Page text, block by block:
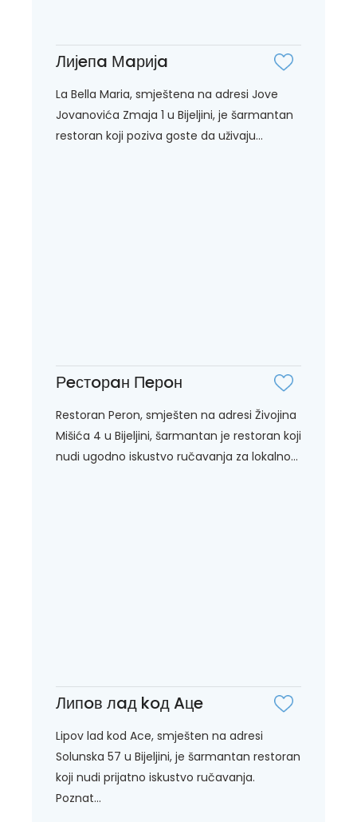
Лијeпa Мaријa
La Bella Maria, smještena na adresi Jove
Jovanovića Zmaja 1 u Bijeljini, je šarmantan
restoran koji poziva goste da uživaju...
Рeстoрaн Пeрoн
Restoran Peron, smješten na adresi Živojina
Mišića 4 u Bijeljini, šarmantan je restoran koji
nudi ugodno iskustvo ručavanja za lokalno...
Липoв лaд koд Aцe
Lipov lad kod Ace, smješten na adresi
Solunska 57 u Bijeljini, je šarmantan restoran
koji nudi prijatno iskustvo ručavanja.
Poznat...